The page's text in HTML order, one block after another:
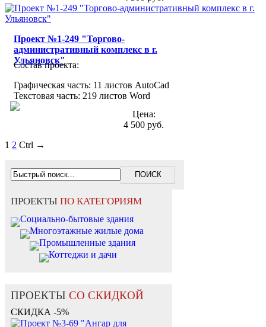
Проект №1-249 "Торгово-
административный комплекс в г.
Ульяновск"
Состав проекта:
Графическая часть: 11 листов AutoCad
Текстовая часть: 219 листов Word
Цена:
4 500 руб.
1 2 Ctrl →
ПРОЕКТЫ ПО КАТЕГОРИЯМ
Социально-бытовые здания
Многоэтажные жилые дома
Промышленные здания
Коттеджи и дачи
ПРОЕКТЫ СО СКИДКОЙ
СКИДКА -5%